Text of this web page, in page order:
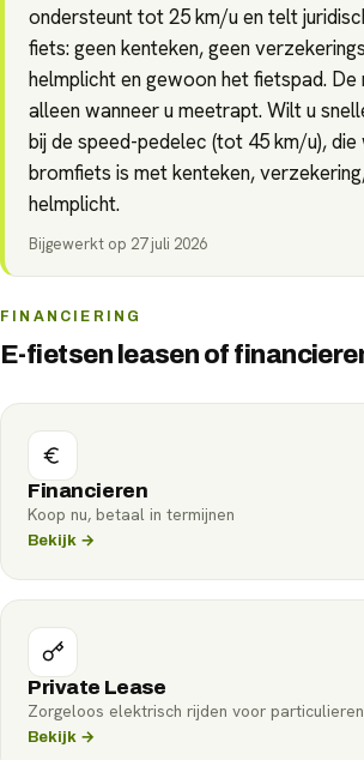
ondersteunt tot 25 km/u en telt
fiets: geen kenteken, geen
helmplicht en gewoon het fietspad.
alleen wanneer u meetrapt. Wilt u
bij de speed-pedelec (tot 45 km/u),
bromfiets is met kenteken,
helmplicht.
Bijgewerkt op 27 juli 2026
FINANCIERING
E-fietsen leasen of
Financieren
Koop nu, betaal in termijnen
Bekijk →
Private Lease
Zorgeloos elektrisch rijden voor particulieren
Bekijk →